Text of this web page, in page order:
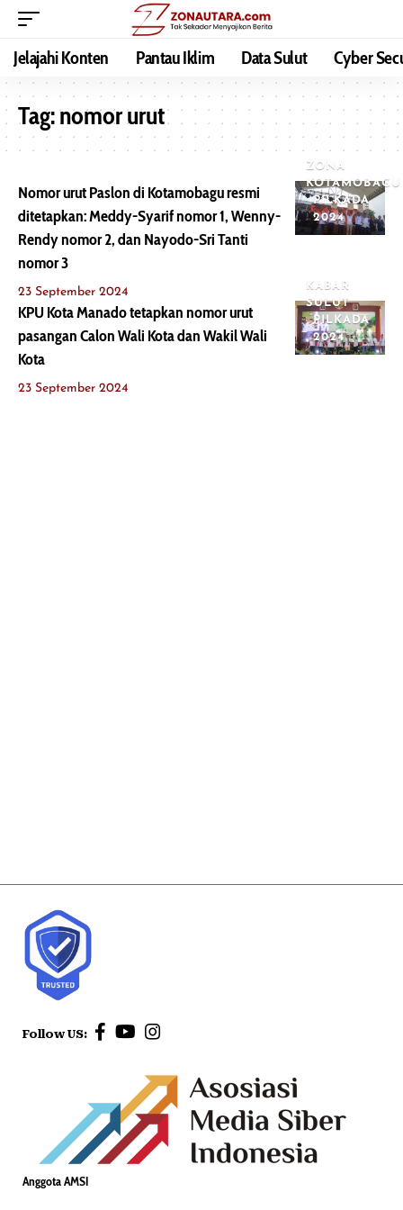
Jelajahi Konten Pantau Iklim Data Sulut Cyber
Tag:nomor urut
ZONA
KOTAMOBAGU
PILKADA
2024
Nomor urut Paslon di Kotamobagu resmi
ditetapkan: Meddy-Syarif nomor 1, Wenny-
Rendy nomor 2, dan Nayodo-Sri Tanti
nomor 3
23 September 2024
KABAR
SULUT
PILKADA
2024
KPU Kota Manado tetapkan nomor urut
pasangan Calon Wali Kota dan Wakil Wali
Kota
23 September 2024
Follow US:
Anggota AMSI